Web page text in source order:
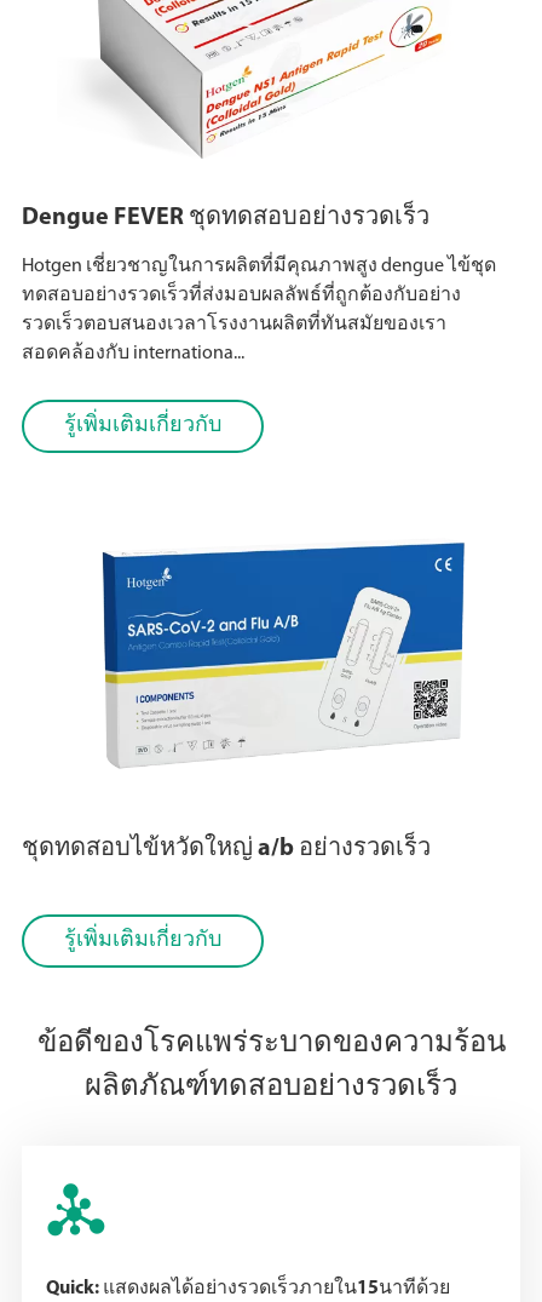
Dengue FEVER ชุดทดสอบอย่างรวดเร็ว
Hotgen เชี่ยวชาญในการผลิตที่มีคุณภาพสูง dengue ไข้ชุด
ทดสอบอย่างรวดเร็วที่ส่งมอบผลลัพธ์ที่ถูกต้องกับอย่าง
รวดเร็วตอบสนองเวลาโรงงานผลิตที่ทันสมัยของเรา
สอดคล้องกับ internationa...
รู้เพิ่มเติมเกี่ยวกับ
ชุดทดสอบไข้หวัดใหญ่ a/b อย่างรวดเร็ว
รู้เพิ่มเติมเกี่ยวกับ
ข้อดีของโรคแพร่ระบาดของความร้อน
ผลิตภัณฑ์ทดสอบอย่างรวดเร็ว

Quick: แสดงผลได้อย่างรวดเร็วภายใน15นาทีด้วย